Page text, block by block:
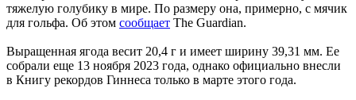
тяжелую голубику в мире. По размеру она, примерно, с мячик
для гольфа. Об этом сообщает The Guardian.
Выращенная ягода весит 20,4 г и имеет ширину 39,31 мм. Ее
собрали еще 13 ноября 2023 года, однако официально внесли
в Книгу рекордов Гиннеса только в марте этого года.